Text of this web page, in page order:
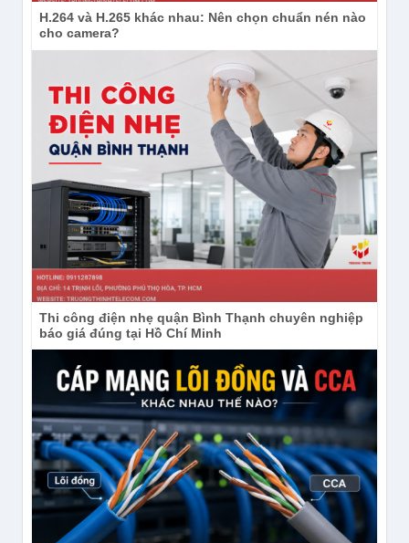
H.264 và H.265 khác nhau: Nên chọn chuẩn nén nào
cho camera?
Thi công điện nhẹ quận Bình Thạnh chuyên nghiệp
báo giá đúng tại Hồ Chí Minh